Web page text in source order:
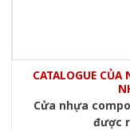
CATALOGUE
Cửa nhựa
được